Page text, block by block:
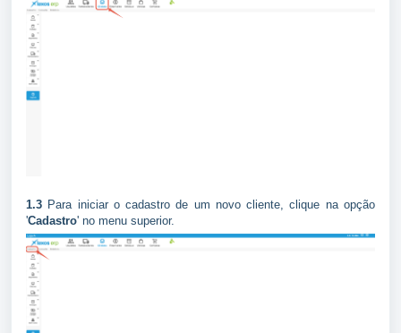
1.3 Para iniciar o cadastro de um novo cliente, clique na opção
'Cadastro' no menu superior.